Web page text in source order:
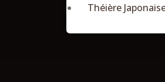
Théière